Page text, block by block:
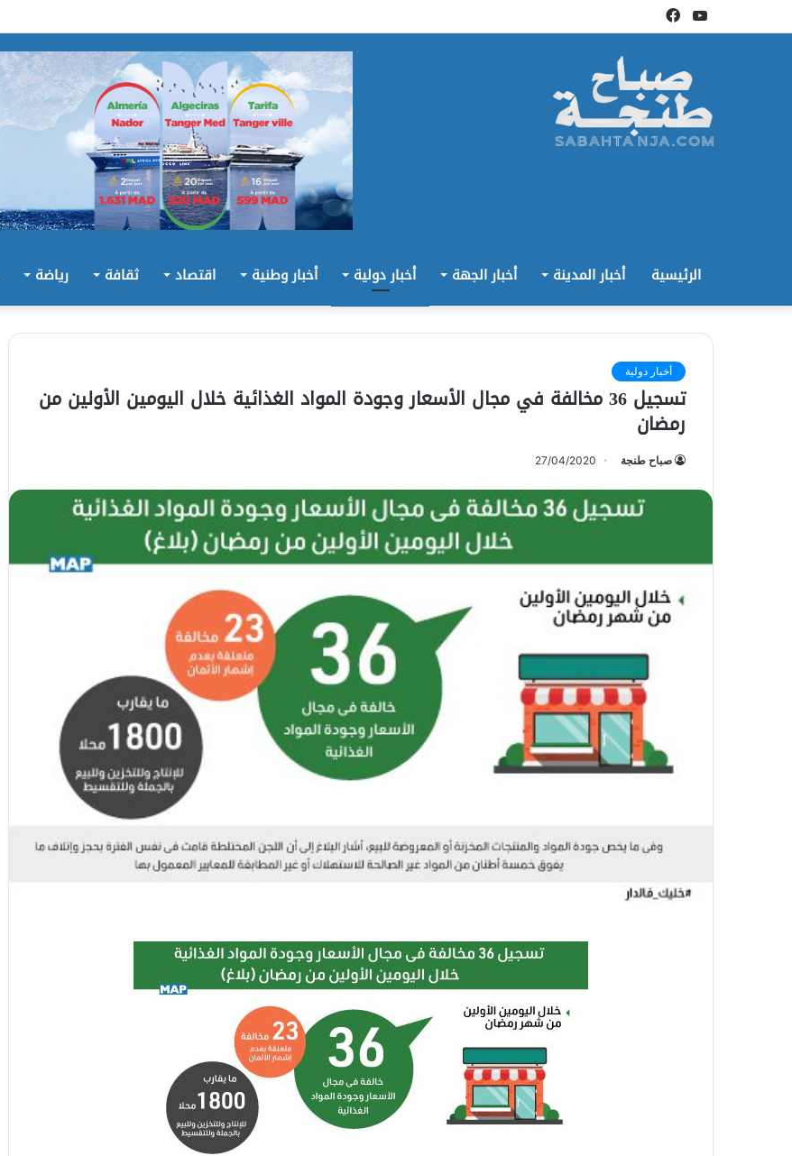
فيسبوكيوتيوب
الرئيسية أخبار المدينة أخبار الجهة أخبار دولية أخبار وطنية اقتصاد ثقافة رياضة
أخبار دولية
تسجيل 36 مخالفة في مجال الأسعار وجودة المواد الغذائية خلال اليومين الأولين من
رمضان
صباح طنجة 27/04/2020